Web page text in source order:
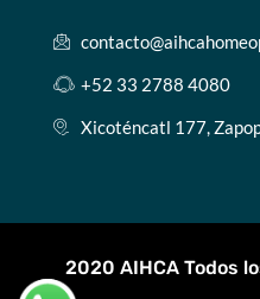
+52 33 2788 4080
Xicoténcatl 177,
2020 AIHCA Todos